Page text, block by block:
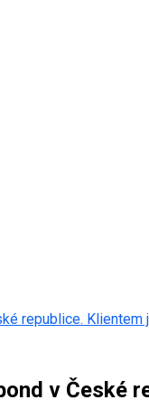
republice.
v České